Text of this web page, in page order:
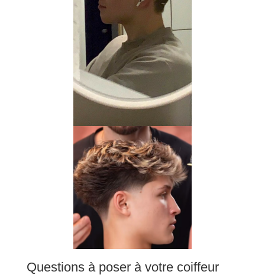
Questions à poser à votre coiffeur